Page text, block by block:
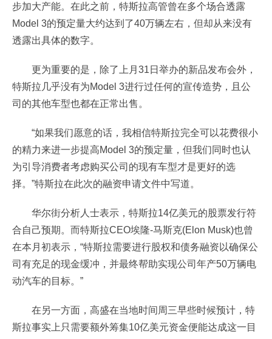
步加大产能。在此之前，特斯拉高管曾在多个场合透露
Model 3的预定量大约达到了40万辆左右，但却从来没有
透露出具体的数字。
更为重要的是，除了上月31日举办的新品发布会外，
特斯拉几乎没有为Model 3进行过任何的宣传造势，且公
司的其他车型也都在正常出售。
“如果我们愿意的话，我相信特斯拉完全可以花费很小
的精力来进一步提高Model 3的预定量，但我们同时也认
为引导消费者考虑购买公司的现有车型才是更好的选
择。”特斯拉在此次的融资申请文件中写道。
华尔街分析人士表示，特斯拉14亿美元的股票发行符
合自己预期。而特斯拉CEO埃隆-马斯克(Elon Musk)也曾
在本月初表示，“特斯拉需要进行股权和债务融资以确保公
司有充足的现金缓冲，并最终帮助实现公司年产50万辆电
动汽车的目标。”
在另一方面，高盛在当地时间周三早些时候预计，特
斯拉事实上只需要额外筹集10亿美元资金便能达成这一目